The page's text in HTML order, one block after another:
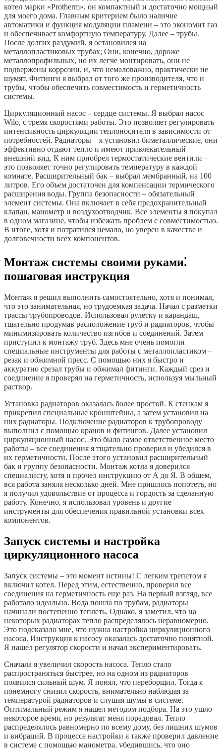
котел марки «Protherm», он компактный и достаточно мощный
для моего дома. Главным критерием было наличие
автоматики и функция модуляции пламени – это экономит газ
и обеспечивает комфортную температуру. Далее – трубы.
После долгих раздумий, я остановился на
металлопластиковых трубах; Они, конечно, дороже
металлопрофильных, но их легче монтировать, они не
подвержены коррозии, и, что немаловажно, практически не
шумят. Фитинги я выбрал от того же производителя, что и
трубы, чтобы обеспечить совместимость и герметичность
системы.
Циркуляционный насос – сердце системы. Я выбрал насос
Wilo, с тремя скоростями работы. Это позволяет регулировать
интенсивность циркуляции теплоносителя в зависимости от
потребностей. Радиаторы – я установил биметаллические, они
эффективно отдают тепло и имеют привлекательный
внешний вид. К ним приобрел термостатические вентили –
это позволяет точно регулировать температуру в каждой
комнате. Расширительный бак – выбрал мембранный, на 100
литров. Его объем достаточен для компенсации термического
расширения воды. Группа безопасности – обязательный
элемент системы. Она включает в себя предохранительный
клапан, манометр и воздухоотводчик. Все элементы я покупал
в одном магазине, чтобы избежать проблем с совместимостью.
В итоге, хотя и потратился немало, но уверен в качестве и
долговечности всех компонентов.
Монтаж системы своими руками⁚
пошаговая инструкция
Монтаж я решил выполнить самостоятельно, хотя и понимал,
что это занимательная, но трудоемкая задача. Начал с разметки
трассы трубопроводов. Использовал рулетку и карандаш,
тщательно продумав расположение труб и радиаторов, чтобы
минимизировать количество изгибов и соединений. Затем
приступил к монтажу труб. Здесь мне очень помогли
специальные инструменты для работы с металлопластиком –
резак и обжимной пресс. С помощью них я быстро и
аккуратно срезал трубы и обжимал фитинги. Каждый срез и
соединение я проверял на герметичность, используя мыльный
раствор.
Установка радиаторов оказалась более простой. К стенкам я
прикрепил специальные кронштейны, а затем установил на
них радиаторы. Подключение радиаторов к трубопроводу
выполнил с помощью кранов и фитингов. Далее установил
циркуляционный насос. Это было самое ответственное место
работы – все соединения я тщательно проверил и убедился в
их герметичности. После этого установил расширительный
бак и группу безопасности. Монтаж котла я доверился
специалисту, хотя и прочел инструкцию от А до Я. В общем,
вся работа заняла несколько дней. Мне пришлось попотеть, но
я получил удовольствие от процесса и гордость за сделанную
работу. Конечно, я использовал уровень и другие
инструменты для обеспечения правильной установки всех
компонентов.
Запуск системы и настройка
циркуляционного насоса
Запуск системы – это момент истины! С легким трепетом я
включил котел. Перед этим, естественно, проверил все
соединения на герметичность еще раз. На первый взгляд, все
работало идеально. Вода пошла по трубам, радиаторы
начинали постепенно теплеть. Однако, я заметил, что на
некоторых радиаторах тепло распределялось неравномерно.
Это подсказало мне, что нужна настройка циркуляционного
насоса. Инструкция к насосу оказалась достаточно понятной.
Я нашел регулятор скорости и начал экспериментировать.
Сначала я увеличил скорость насоса. Тепло стало
распространяться быстрее, но на одном из радиаторов
появился сильный шум. Я понял, что переборщил. Тогда я
понемногу снизил скорость, внимательно наблюдая за
температурой радиаторов и слушая шумы в системе.
Оптимальный режим я нашел методом подбора. На это ушло
некоторое время, но результат меня порадовал. Тепло
распределялось равномерно по всему дому, без лишних шумов
и вибраций. В процессе настройки я также проверил давление
в системе с помощью манометра, убедившись, что оно